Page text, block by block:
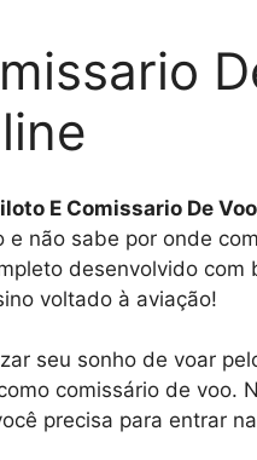
E Comissario De Voo
e não sabe por onde
desenvolvido com
voltado à aviação!
seu sonho de voar
comissário de voo.
precisa para entrar